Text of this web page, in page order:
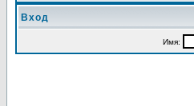
Вход
Имя: